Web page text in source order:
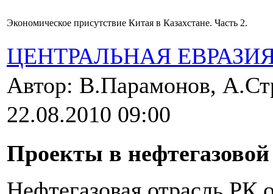
Экономическое присутствие Китая в Казахстане. Часть 2.
ЦЕНТРАЛЬНАЯ
Автор: В.Парамонов,
22.08.2010 09:00
Проекты в